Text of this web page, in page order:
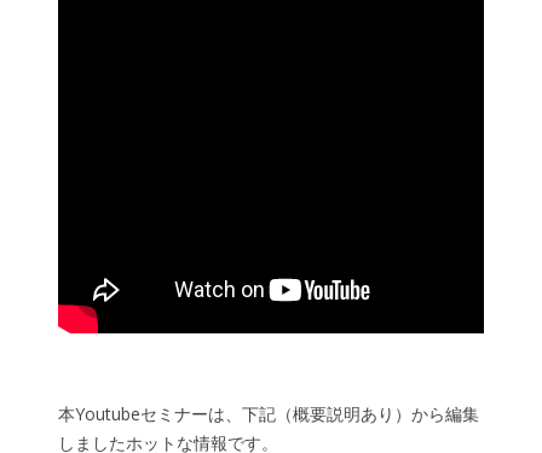
本Youtubeセミナーは、下記（概要説明あり）から編集
しましたホットな情報です。